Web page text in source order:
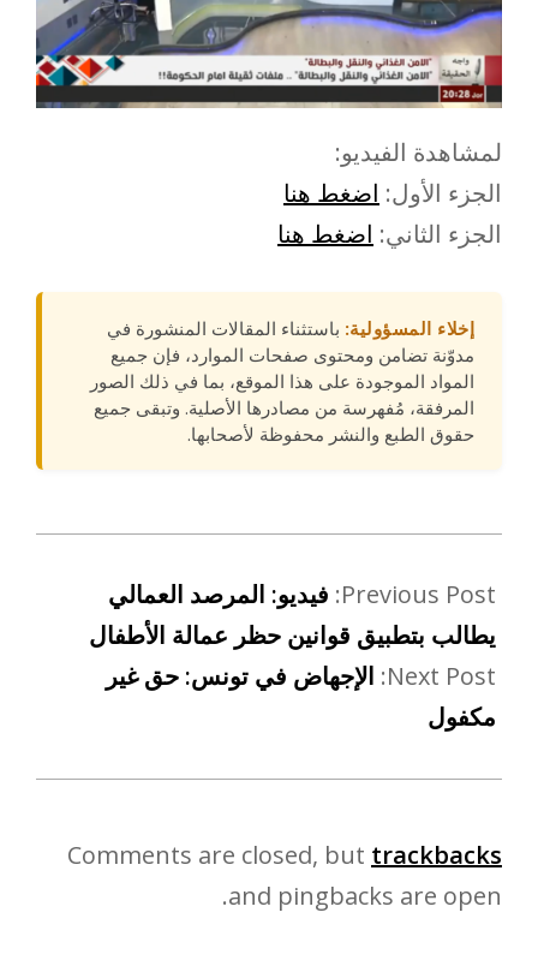
لمشاهدة الفيديو:
الجزء الأول: اضغط هنا
الجزء الثاني: اضغط هنا
إخلاء المسؤولية: باستثناء المقالات المنشورة في
مدوّنة تضامن ومحتوى صفحات الموارد، فإن جميع
المواد الموجودة على هذا الموقع، بما في ذلك الصور
المرفقة، مُفهرسة من مصادرها الأصلية. وتبقى جميع
حقوق الطبع والنشر محفوظة لأصحابها.
Previous Post: فيديو: المرصد العمالي
يطالب بتطبيق قوانين حظر عمالة الأطفال
Next Post: الإجهاض في تونس: حق غير
مكفول
Comments are closed, but trackbacks
and pingbacks are open.